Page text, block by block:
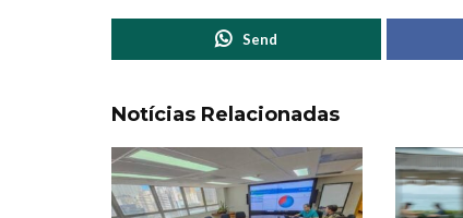
Send
Notícias Relacionadas